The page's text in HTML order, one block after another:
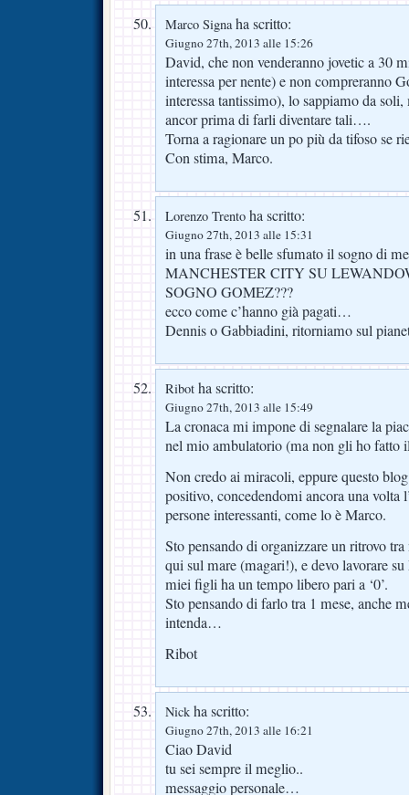
Marco Signaha scritto:
Giugno 27th, 2013 alle 15:26
David, che non venderanno jovetic a 30
interessa per nente) e non compreranno
interessa tantissimo), lo sappiamo da
ancor prima di farli diventare tali….
Torna a ragionare un po più da tifoso se
Con stima, Marco.
Lorenzo Trento ha scritto:
Giugno 27th, 2013 alle 15:31
in una frase è belle sfumato il sogno di
MANCHESTER CITY SU
SOGNO GOMEZ???
ecco come c’hanno già pagati…
Dennis o Gabbiadini, ritorniamo sul
Ribot ha scritto:
Giugno 27th, 2013 alle 15:49
La cronaca mi impone di segnalare la
nel mio ambulatorio (ma non gli ho
Non credo ai miracoli, eppure questo
positivo, concedendomi ancora una volta
persone interessanti, come lo è Marco.
Sto pensando di organizzare un ritrovo
qui sul mare (magari!), e devo lavorare
miei figli ha un tempo libero pari a ‘0’.
Sto pensando di farlo tra 1 mese, anche
intenda…
Ribot
Nick ha scritto:
Giugno 27th, 2013 alle 16:21
Ciao David
tu sei sempre il meglio..
messaggio personale…